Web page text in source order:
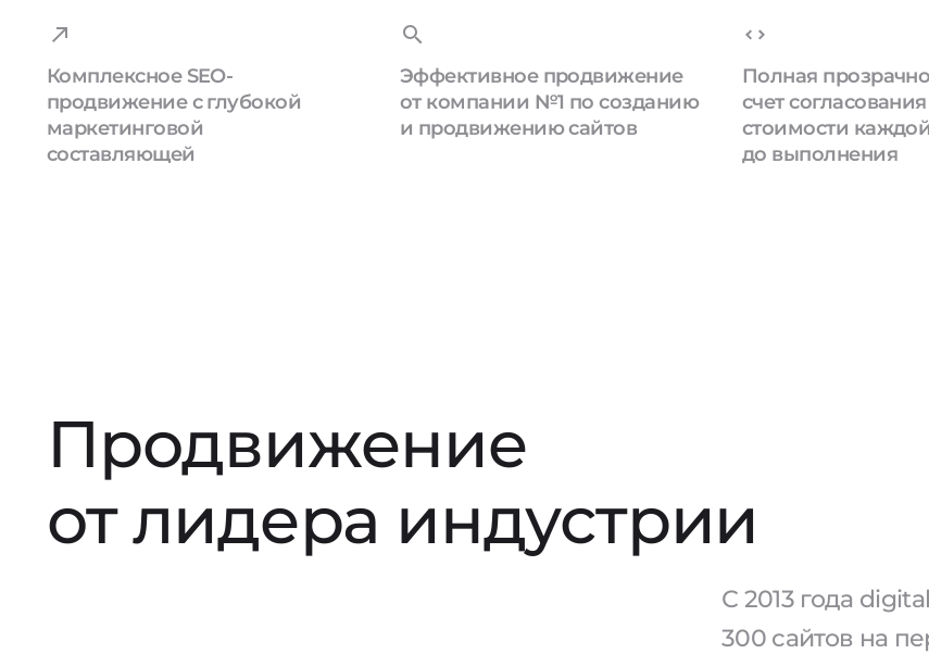
Комплексное SEO-
продвижение с глубокой
маркетинговой
составляющей
Эффективное продвижение
от компании №1 по созданию
и продвижению сайтов
Полная
счет согласования
стоимости
до выполнения
Продвижение
от лидера индустрии
С 2013 года
300 сайтов на